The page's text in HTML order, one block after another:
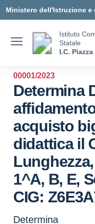
Ministero dell'Istruzione e
Istituto
Statale
I.C.
00001/2023
Determina
acquisto
didattica il
1^A, B, E,
CIG:
Determina